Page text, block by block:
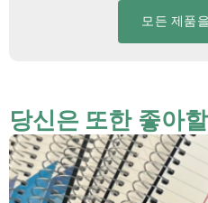
모든 제품
당신은 또한 좋아